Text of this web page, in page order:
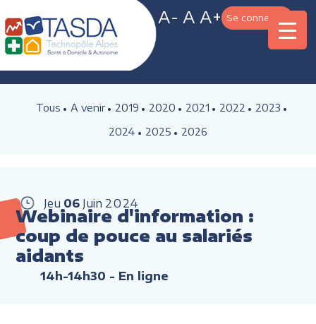
A- A A+ Se connecter
Tous A venir 2019 2020 2021 2022
2023
2024
2025 2026
Jeu 06 Juin 2024
Webinaire d'information :
coup de pouce au salariés
aidants
14h-14h30 - En ligne